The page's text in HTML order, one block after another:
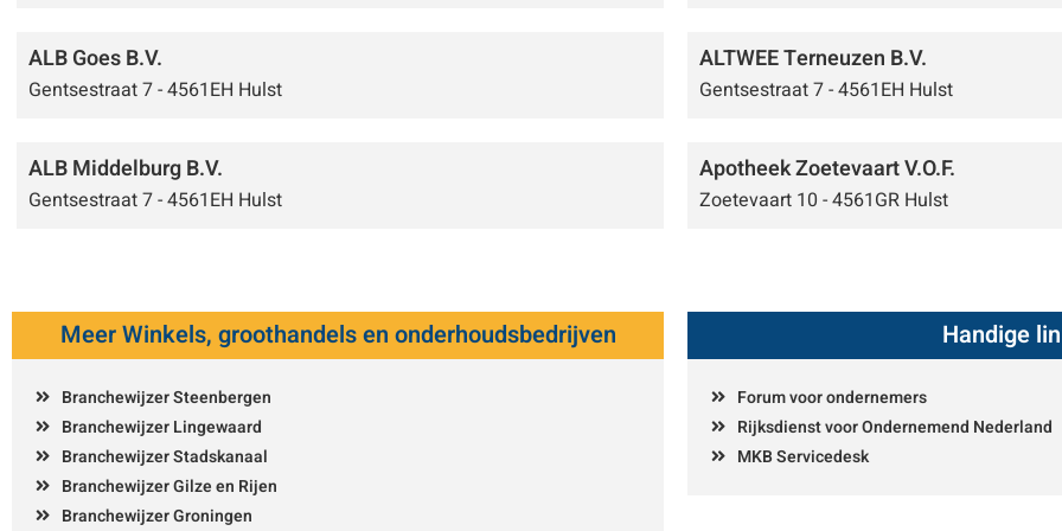
ALB Goes B.V.
Gentsestraat 7 - 4561EH Hulst
ALTWEE Terneuzen B.V.
Gentsestraat 7 - 4561EH Hulst
ALB Middelburg B.V.
Gentsestraat 7 - 4561EH Hulst
Apotheek Zoetevaart V.O.F.
Zoetevaart 10 - 4561GR Hulst
Meer Winkels, groothandels en onderhoudsbedrijven
Branchewijzer Steenbergen
Branchewijzer Lingewaard
Branchewijzer Stadskanaal
Branchewijzer Gilze en Rijen
Branchewijzer Groningen
Handige
Forum voor ondernemers
Rijksdienst voor Ondernemend Nederland
MKB Servicedesk